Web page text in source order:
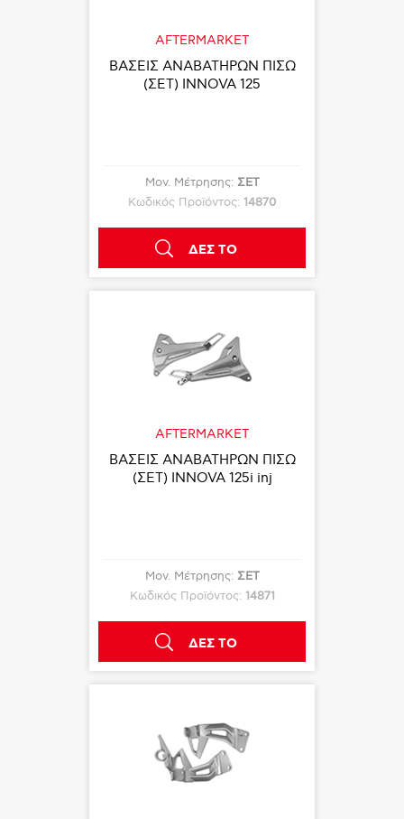
AFTERMARKET
ΒΑΣΕΙΣ ΑΝΑΒΑΤΗΡΩΝ ΠΙΣΩ
(ΣΕΤ) INNOVA 125
Μον. Μέτρησης: ΣΕΤ
Κωδικός Προϊόντος: 14870
ΔΕΣ ΤΟ
AFTERMARKET
ΒΑΣΕΙΣ ΑΝΑΒΑΤΗΡΩΝ ΠΙΣΩ
(ΣΕΤ) INNOVA 125i inj
Μον. Μέτρησης: ΣΕΤ
Κωδικός Προϊόντος: 14871
ΔΕΣ ΤΟ